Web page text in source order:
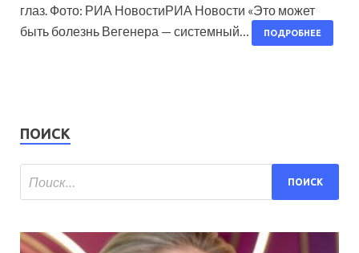
глаз. Фото: РИА НовостиРИА Новости «Это может
быть болезнь Вегенера — системный…
ПОДРОБНЕЕ
ПОИСК